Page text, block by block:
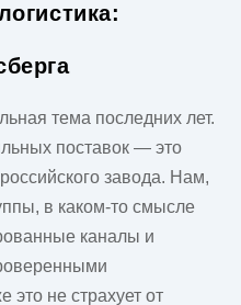
тема последних лет.
поставок — это
завода. Нам,
в каком-то смысле
каналы и
не страхует от